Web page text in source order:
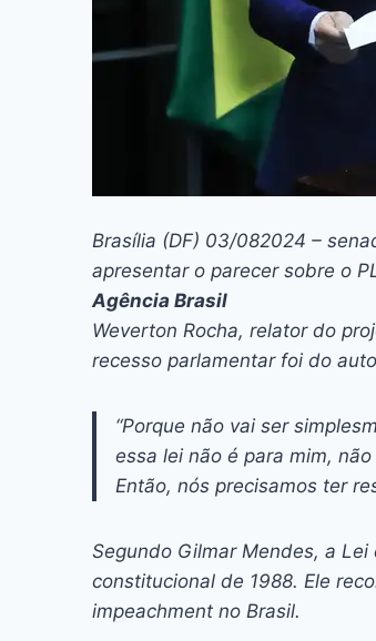
Brasília (DF) 03/082024 –
apresentar o parecer sobre o
Agência Brasil
Weverton Rocha, relator do
recesso parlamentar foi do
“Porque não vai ser
essa lei não é para mim,
Então, nós precisamos ter
Segundo Gilmar Mendes, a
constitucional de 1988. Ele
impeachment no Brasil.